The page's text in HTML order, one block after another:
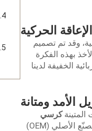
الحركية
وقد تم تصميم
بهذه الفكرة
الخفيفة لدينا
الأمد ومتانة
كرسي
أسعار معقولة. تُصنع قطع الغيار لدينا وفقًا لجميع معايير ومواصفات المصنّع الأصلي (OEM)